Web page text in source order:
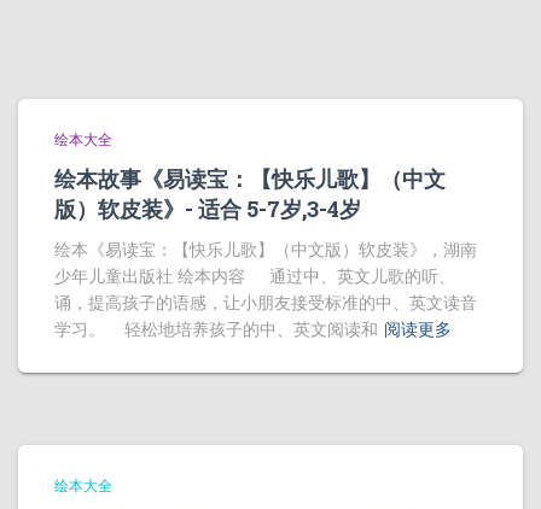
绘本大全
绘本故事《易读宝：【快乐儿歌】（中文
版）软皮装》- 适合 5-7岁,3-4岁
绘本《易读宝：【快乐儿歌】（中文版）软皮装》，湖南
少年儿童出版社 绘本内容 通过中、英文儿歌的听、
诵，提高孩子的语感，让小朋友接受标准的中、英文读音
学习。 轻松地培养孩子的中、英文阅读和 阅读更多
绘本大全